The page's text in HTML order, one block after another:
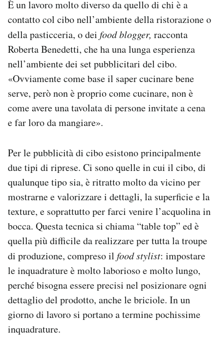
È un lavoro molto diverso da quello di chi è a
contatto col cibo nell’ambiente della ristorazione o
della pasticceria, o dei food blogger, racconta
Roberta Benedetti, che ha una lunga esperienza
nell’ambiente dei set pubblicitari del cibo.
«Ovviamente come base il saper cucinare bene
serve, però non è proprio come cucinare, non è
come avere una tavolata di persone invitate a cena
e far loro da mangiare».
Per le pubblicità di cibo esistono principalmente
due tipi di riprese. Ci sono quelle in cui il cibo, di
qualunque tipo sia, è ritratto molto da vicino per
mostrarne e valorizzare i dettagli, la superficie e la
texture, e soprattutto per farci venire l’acquolina in
bocca. Questa tecnica si chiama “table top” ed è
quella più difficile da realizzare per tutta la troupe
di produzione, compreso il food stylist: impostare
le inquadrature è molto laborioso e molto lungo,
perché bisogna essere precisi nel posizionare ogni
dettaglio del prodotto, anche le briciole. In un
giorno di lavoro si portano a termine pochissime
inquadrature.